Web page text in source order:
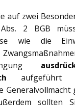
auf zwei
2 BGB
wie die
aufgeführt
sollten